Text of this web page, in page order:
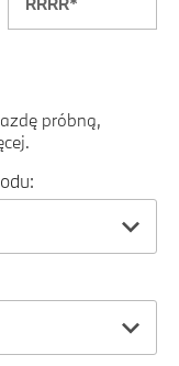
próbną,